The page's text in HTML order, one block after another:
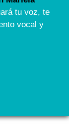
tu voz, te
vocal y